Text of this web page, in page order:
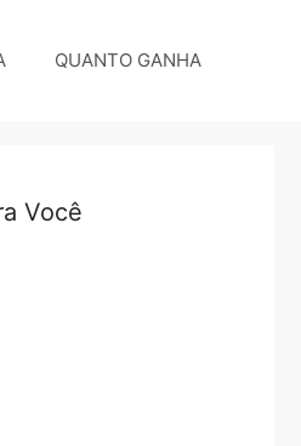
QUANTO GANHA
Você